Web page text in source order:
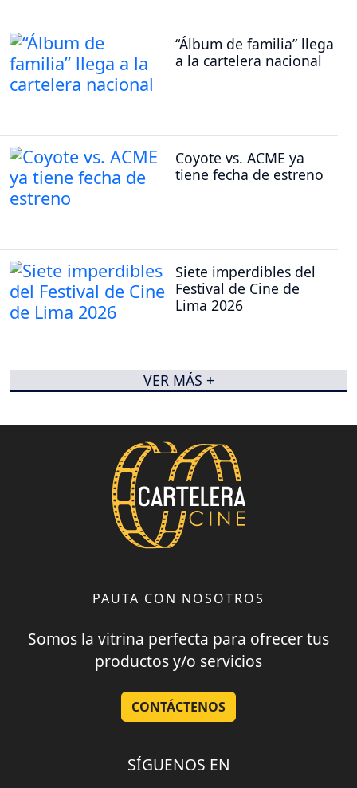
“Álbum de familia” llega
a la cartelera nacional
Coyote vs. ACME ya
tiene fecha de estreno
Siete imperdibles del
Festival de Cine de
Lima 2026
VER MÁS +
PAUTA CON NOSOTROS
Somos la vitrina perfecta para ofrecer tus
productos y/o servicios
CONTÁCTENOS
SÍGUENOS EN